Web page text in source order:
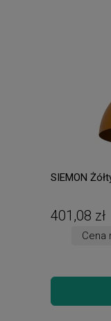
SIEMON
401,08 zł
Cena